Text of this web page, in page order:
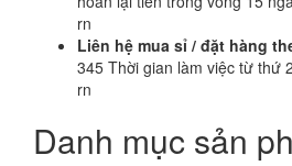
rn
Liên hệ mua sỉ / đặt hàng
345 Thời gian làm việc từ thứ
rn
Danh mục sản